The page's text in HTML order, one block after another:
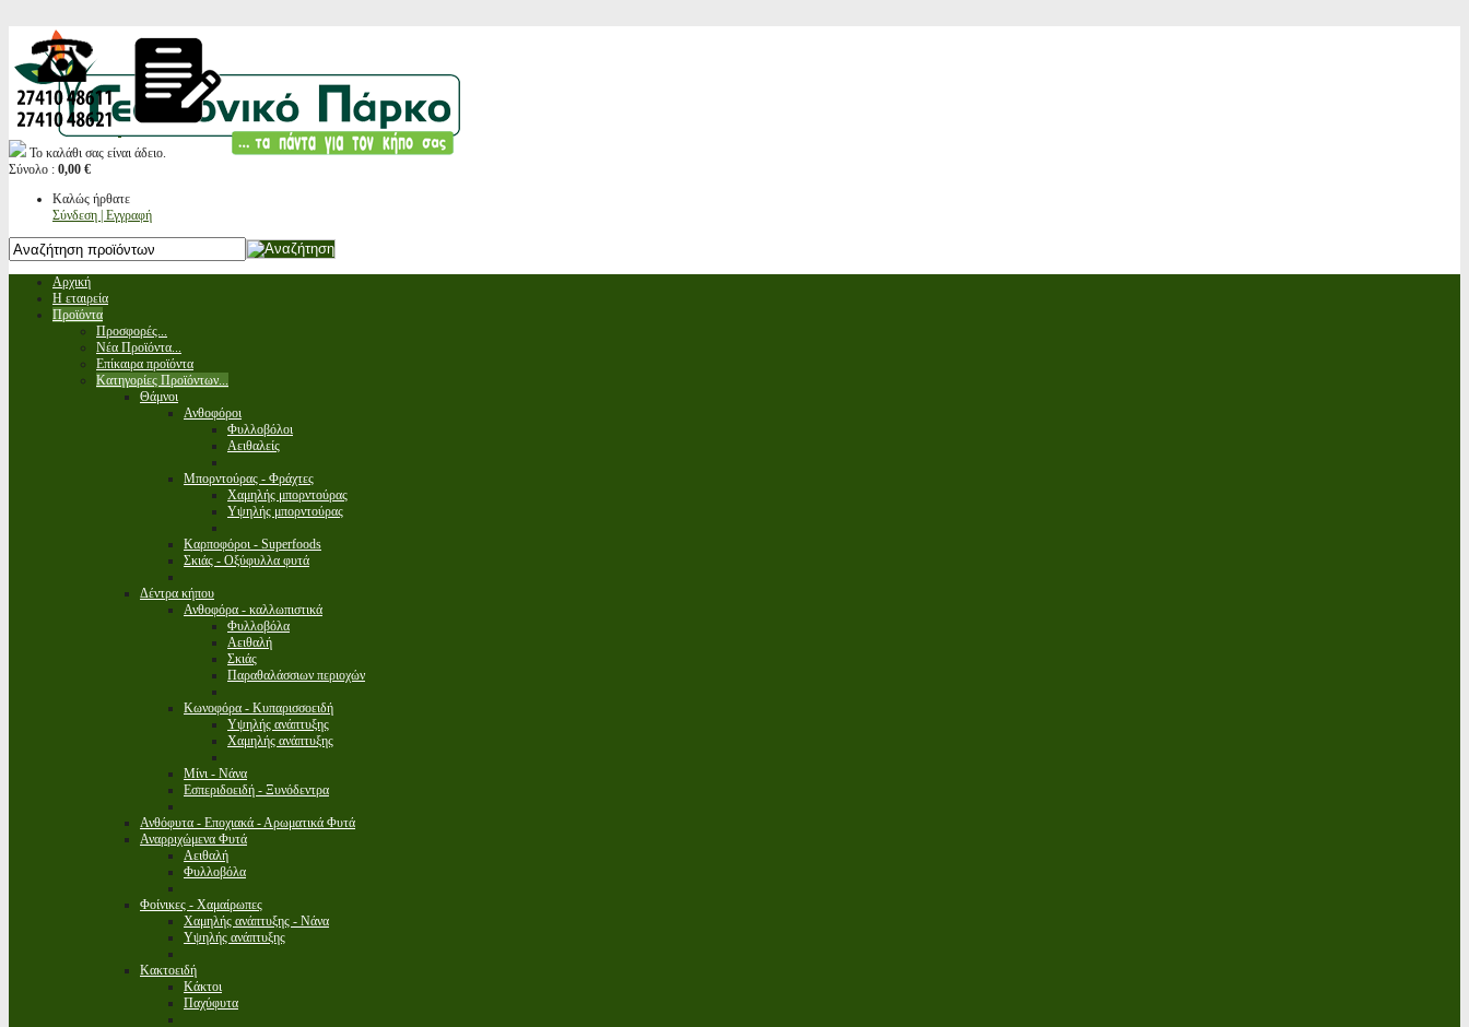
Το καλάθι σας είναι άδειο.
Σύνολο : 0,00 €
Καλώς ήρθατε
Σύνδεση | Εγγραφή
Αρχική
Η εταιρεία
Προϊόντα
Προσφορές...
Νέα Προϊόντα...
Επίκαιρα προϊόντα
Κατηγορίες Προϊόντων...
Θάμνοι
Ανθοφόροι
Φυλλοβόλοι
Αειθαλείς
Μπορντούρας - Φράχτες
Χαμηλής μπορντούρας
Υψηλής μπορντούρας
Καρποφόροι - Superfoods
Σκιάς - Οξύφυλλα φυτά
Δέντρα κήπου
Ανθοφόρα - καλλωπιστικά
Φυλλοβόλα
Αειθαλή
Σκιάς
Παραθαλάσσιων περιοχών
Κωνοφόρα - Κυπαρισσοειδή
Υψηλής ανάπτυξης
Χαμηλής ανάπτυξης
Μίνι - Νάνα
Εσπεριδοειδή - Ξυνόδεντρα
Ανθόφυτα - Εποχιακά - Αρωματικά Φυτά
Αναρριχώμενα Φυτά
Αειθαλή
Φυλλοβόλα
Φοίνικες - Χαμαίρωπες
Χαμηλής ανάπτυξης - Νάνα
Υψηλής ανάπτυξης
Κακτοειδή
Κάκτοι
Παχύφυτα